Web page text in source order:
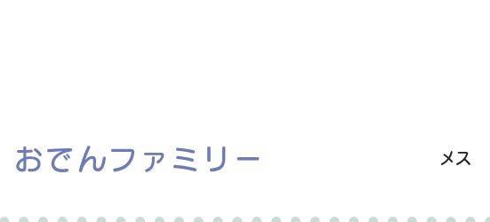
おでんファミリー メス